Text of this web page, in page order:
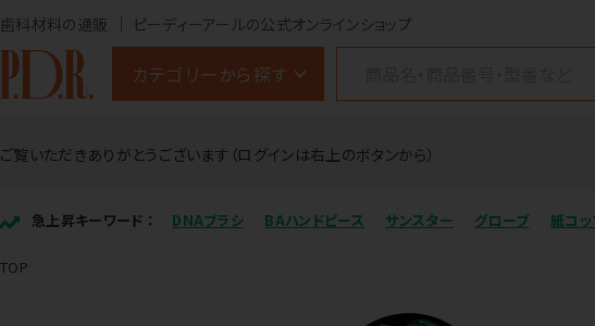
歯科材料の通販 ピーディーアールの公式オンラインショップ
カテゴリーから探す
ご覧いただきありがとうございます（ログインは右上のボタンから）
急上昇キーワード ： DNAブラシ BAハンドピース サンスター グローブ 紙コッ
TOP